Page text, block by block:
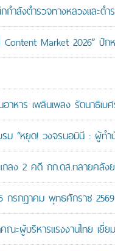
ำลังตำรวจทางหลวงและต
Content Market 2026” ปั
าหาร เพลินเพลง รัตนาธิเบ
“หยุด! วงจรนอมินี : ผู้ท
ง 2 คดี กก.ดส.ทลายคลัง
กรกฎาคม พุทธศักราช 2569
ผู้บริหารแรงงานไทย เยี่ย